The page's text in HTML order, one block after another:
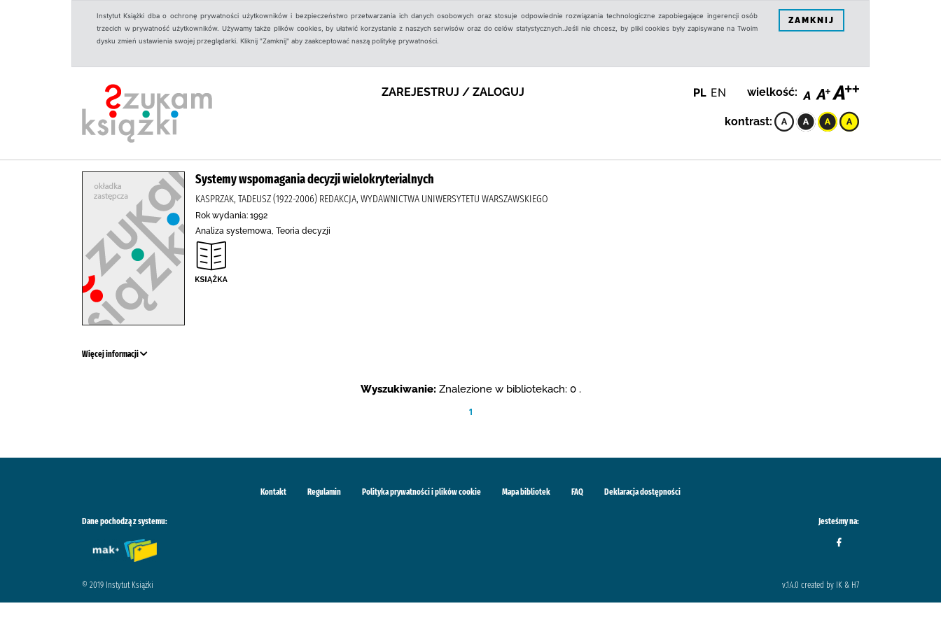
Instytut Książki dba o ochronę prywatności użytkowników i bezpieczeństwo przetwarzania ich danych osobowych oraz stosuje odpowiednie rozwiązania technologiczne zapobiegające ingerencji osób
trzecich w prywatność użytkowników. Używamy także plików cookies, by ułatwić korzystanie z naszych serwisów oraz do celów statystycznych.Jeśli nie chcesz, by pliki cookies były zapisywane na Twoim
dysku zmień ustawienia swojej przeglądarki. Kliknij "Zamknij" aby zaakceptować naszą politykę prywatności.
ZAMKNIJ
ZAREJESTRUJ / ZALOGUJ PL EN wielkość:
kontrast:
Systemy wspomagania decyzji wielokryterialnych
KASPRZAK, TADEUSZ (1922-2006) REDAKCJA, WYDAWNICTWA UNIWERSYTETU WARSZAWSKIEGO
Rok wydania: 1992
Analiza systemowa, Teoria decyzji
Więcej informacji
Wyszukiwanie: Znalezione w bibliotekach: 0 .
1
Kontakt Regulamin Polityka prywatności i plików cookie Mapa bibliotek FAQ Deklaracja dostępności
Dane pochodzą z systemu: Jesteśmy na:
© 2019 Instytut Książki v.1.4.0 created by IK & H7